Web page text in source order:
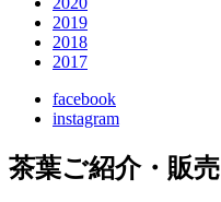
2019
2018
2017
facebook
instagram
茶葉ご紹介・販売